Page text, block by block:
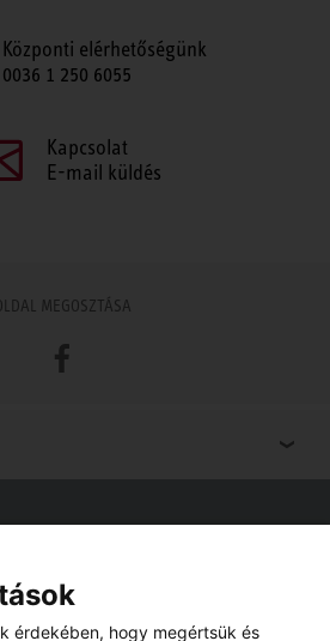
Központi elérhetőségünk
0036 1 250 6055
Kapcsolat
E-mail küldés
MEGOSZTÁSA
Facebook
Nem probléma.
érdekében, hogy megértsük és